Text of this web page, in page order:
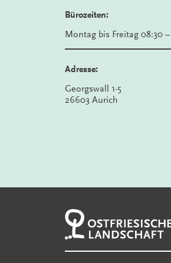
Bürozeiten:
Montag bis Freitag 08:30
Adresse:
Georgswall 1-5
26603 Aurich